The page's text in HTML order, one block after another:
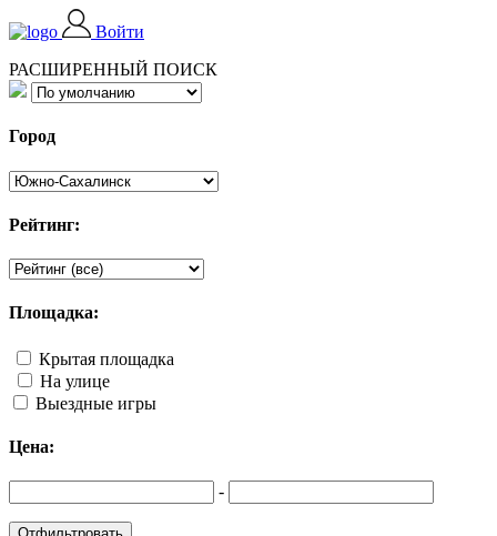
Войти
РАСШИРЕННЫЙ ПОИСК
Город
Рейтинг:
Площадка:
Крытая площадка
На улице
Выездные игры
Цена:
-